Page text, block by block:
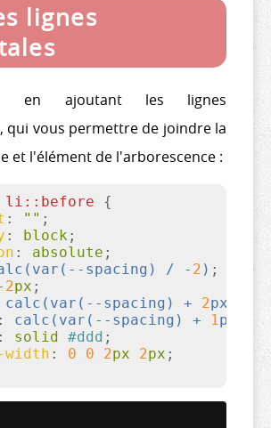
lignes
en ajoutant les lignes
qui vous permettre de joindre la
et l'élément de l'arborescence :
li ::before
{
: "" ;
: block ;
: absolute ;
var(--spacing) / - 2 ) ;
2px ;
calc( var(--spacing) + 2px)
: calc( var(--spacing) + 1 px)
: solid #ddd ;
width : 0 0 2px 2px